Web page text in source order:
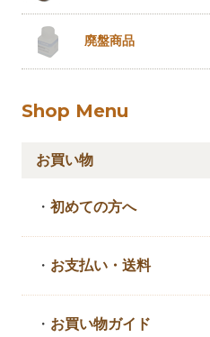
廃盤商品
Shop Menu
お買い物
・初めての方へ
・ お支払い・送料
・ お買い物ガイド